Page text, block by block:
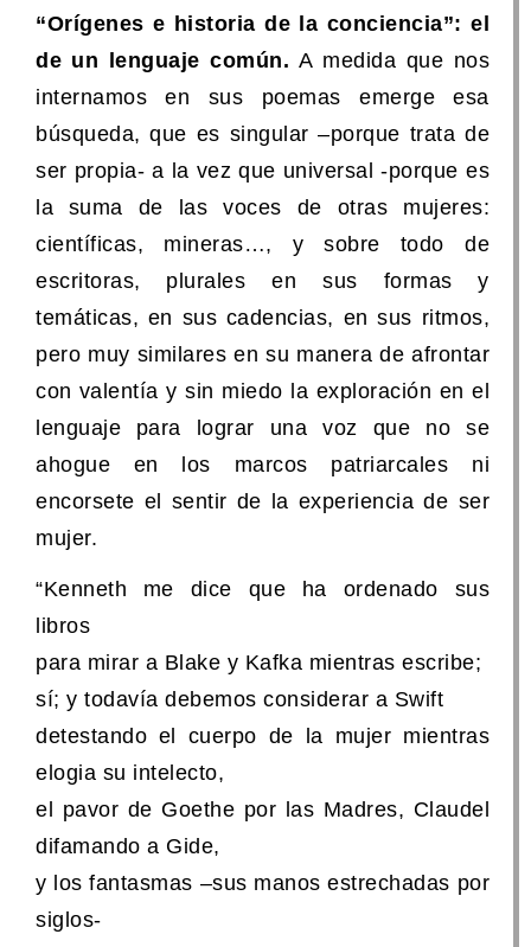
“Orígenes e historia de la conciencia”: el
de un lenguaje común.A medida que nos
internamos en sus poemas emerge esa
búsqueda, que es singular –porque trata de
ser propia- a la vez que universal -porque es
la suma de las voces de otras mujeres:
científicas, mineras…, y sobre todo de
escritoras, plurales en sus formas y
temáticas, en sus cadencias, en sus ritmos,
pero muy similares en su manera de afrontar
con valentía y sin miedo la exploración en el
lenguaje para lograr una voz que no se
ahogue en los marcos patriarcales ni
encorsete el sentir de la experiencia de ser
mujer.
“Kenneth me dice que ha ordenado sus
libros
para mirar a Blake y Kafka mientras escribe;
sí; y todavía debemos considerar a Swift
detestando el cuerpo de la mujer mientras
elogia su intelecto,
el pavor de Goethe por las Madres, Claudel
difamando a Gide,
y los fantasmas –sus manos estrechadas por
siglos-